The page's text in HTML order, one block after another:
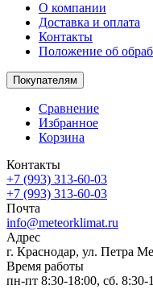
О компании
Доставка и оплата
Контакты
Положение об
Покупателям
Сравнение
Избранное
Корзина
Контакты
+7 (993) 313-60-03
+7 (993) 313-60-03
Почта
info@meteorklimat.ru
Адрес
г. Краснодар, ул. Петра
Время работы
пн-пт 8:30-18:00, сб.